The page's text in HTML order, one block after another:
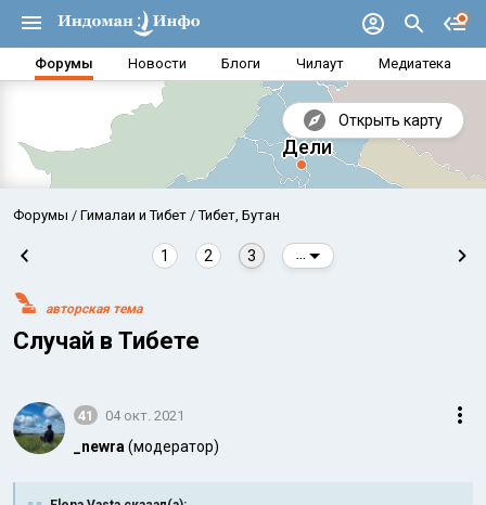
Форумы Новости Блоги Чилаут Медиатека
Открыть карту
Аравийское море
Форумы Гималаи и Тибет Тибет, Бутан
1 2 3
авторская тема
Cлучай в Тибете
41 04 окт. 2021
_newra (модератор)